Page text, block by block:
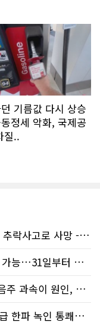
기름값 다시 상승
정세 악화, 국제공
질..
캘거리 한인 안경사 박길재씨, 템플산 추락사고로 사망 - 헬기 구조..
앨버타, 의사 의뢰 없이 MRI·CT 검사 가능…31일부터 자비 부..
스토니 트레일 역주행 최악의 참사 - 음주 과속이 원인, 4명 사망..
"직원이 1순위" 앨버타 동네 마트, 시급 한파 녹인 통쾌한 반란 ..